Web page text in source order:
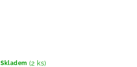
Skladem (2 ks)